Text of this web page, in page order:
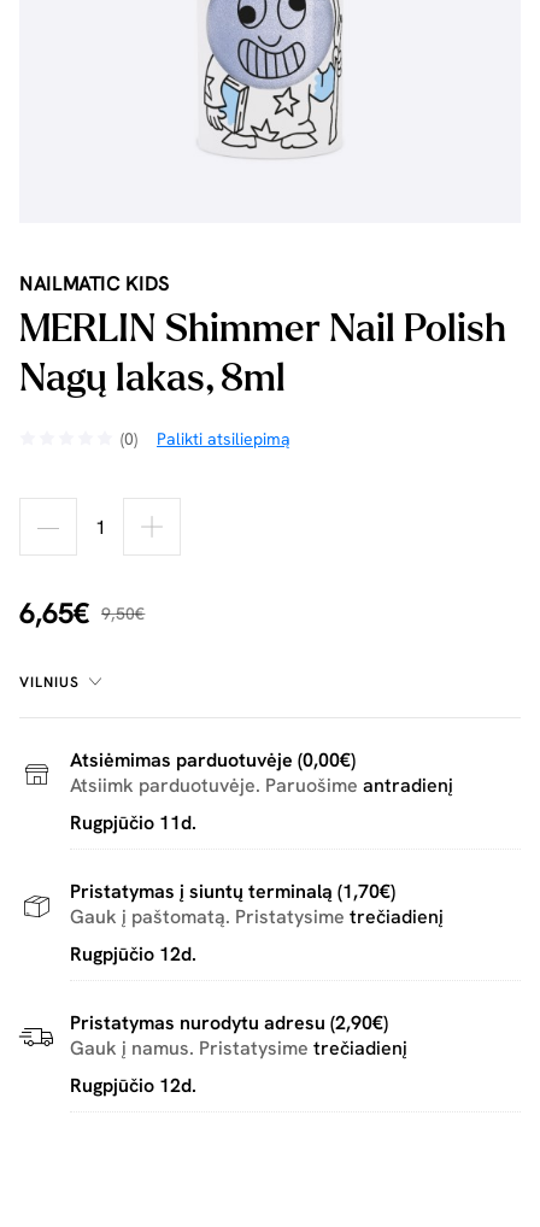
NAILMATIC KIDS
MERLIN Shimmer Nail Polish
Nagų lakas, 8ml
(0) Palikti atsiliepimą
6,65€ 9,50€
VILNIUS
Atsiėmimas parduotuvėje (0,00€)
Atsiimk parduotuvėje. Paruošime antradienį
Rugpjūčio 11d.
Pristatymas į siuntų terminalą (1,70€)
Gauk į paštomatą. Pristatysime trečiadienį
Rugpjūčio 12d.
Pristatymas nurodytu adresu (2,90€)
Gauk į namus. Pristatysime trečiadienį
Rugpjūčio 12d.